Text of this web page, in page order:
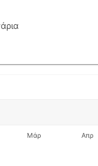
Μάρ Απρ